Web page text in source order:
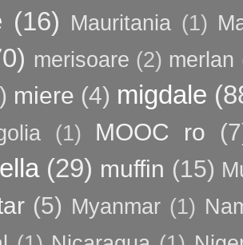
(16) Mauritania (1)
merisoare (2) merlan
miere (4) migdale
(1) MOOC ro
(29) muffin (15)
(5) Myanmar (1)